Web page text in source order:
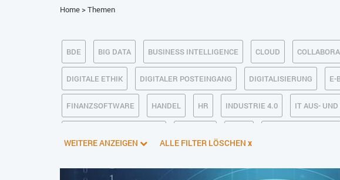
Home>Themen
BDE BIG DATA BUSINESS INTELLIGENCE CLOUD
DIGITALE ETHIK DIGITALER POSTEINGANG DIGITALISIERUNG E-
FINANZSOFTWARE HANDEL HR INDUSTRIE 4.0 IT AUS-
WEITERE ANZEIGEN ALLE FILTER LÖSCHEN x